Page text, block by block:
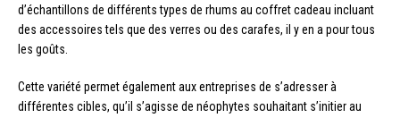
d’échantillons de différents types de rhums au coffret cadeau incluant
des accessoires tels que des verres ou des carafes, il y en a pour tous
les goûts.
Cette variété permet également aux entreprises de s’adresser à
différentes cibles, qu’il s’agisse de néophytes souhaitant s’initier au